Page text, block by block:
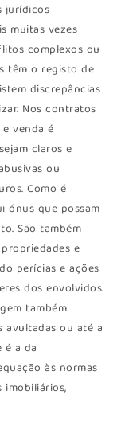
jurídicos
muitas vezes
complexos ou
têm o registo de
discrepâncias
Nos contratos
venda é
claros e
ou
Como é
ónus que possam
São também
e
perícias e ações
dos envolvidos.
também
avultadas ou até a
a da
às normas